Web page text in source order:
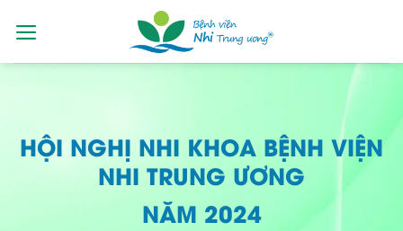
HỘI NGHỊ NHI KHOA BỆNH VIỆN
NHI TRUNG ƯƠNG
NĂM 2024